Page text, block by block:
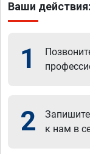
Ваши действия:
1
2
к нам в